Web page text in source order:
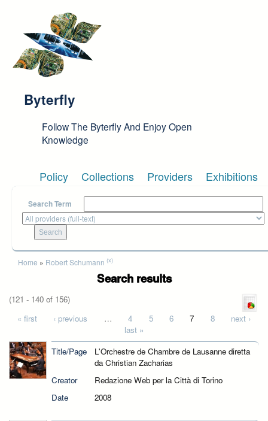
Byterfly
Follow The Byterfly And Enjoy Open
Knowledge
Policy Collections Providers Exhibitions
Search Term
You are here
Home » Robert Schumann (x)
Search results
(121 - 140 of 156)
Pages
« first ‹ previous … 4 5 6 7 8
next ›
last »
Title/Page
L'Orchestre de Chambre de Lausanne diretta
da Christian Zacharias
Creator
Redazione Web per la Città di Torino
Date
2008